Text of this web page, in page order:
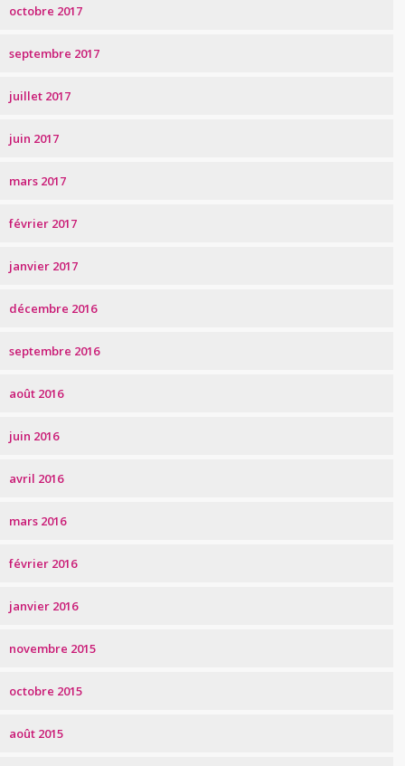
octobre 2017
septembre 2017
juillet 2017
juin 2017
mars 2017
février 2017
janvier 2017
décembre 2016
septembre 2016
août 2016
juin 2016
avril 2016
mars 2016
février 2016
janvier 2016
novembre 2015
octobre 2015
août 2015